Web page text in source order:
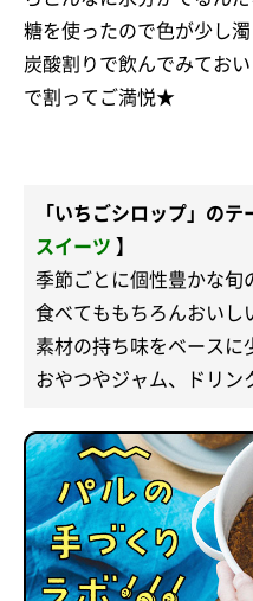
糖を使ったので色が少し
炭酸割りで飲んでみてお
で割ってご満悦★
「いちごシロップ」のテ
スイーツ 】
季節ごとに個性豊かな旬
食べてももちろんおいし
素材の持ち味をベースに
おやつやジャム、ドリン